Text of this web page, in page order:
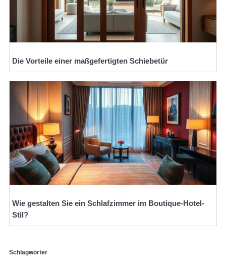
Die Vorteile einer maßgefertigten Schiebetür
Wie gestalten Sie ein Schlafzimmer im Boutique-Hotel-
Stil?
Schlagwörter